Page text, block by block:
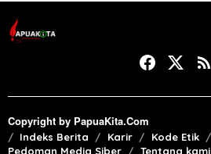
Copyright by PapuaKita.Com
Indeks Berita Karir
Kode Etik
Pedoman Media Siber
Tentang kami